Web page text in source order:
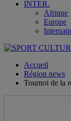
INTER.
Afrique
Europe
Accueil
Région news
Tournoi de la